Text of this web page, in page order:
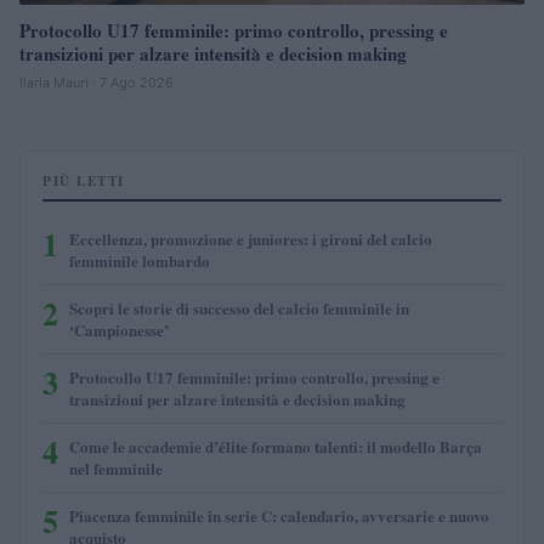
Protocollo U17 femminile: primo controllo, pressing e
transizioni per alzare intensità e decision making
Ilaria Mauri · 7 Ago 2026
PIÙ LETTI
1
Eccellenza, promozione e juniores: i gironi del calcio
femminile lombardo
2 Scopri le storie di successo del calcio femminile in
‘Campionesse’
3 Protocollo U17 femminile: primo controllo, pressing e
transizioni per alzare intensità e decision making
4 Come le accademie d’élite formano talenti: il modello Barça
nel femminile
5 Piacenza femminile in serie C: calendario, avversarie e nuovo
acquisto